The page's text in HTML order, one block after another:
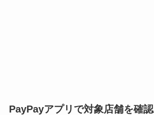
PayPayアプリで対象店舗を確認